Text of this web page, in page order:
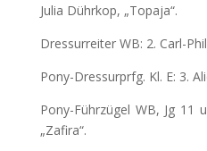
Julia Dührkop, „Topaja“.
Dressurreiter WB: 2. Carl-
Pony-Dressurprfg. Kl. E: 3.
Pony-Führzügel WB, Jg 11
„Zafira“.